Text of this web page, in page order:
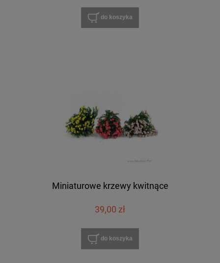
do koszyka
Miniaturowe krzewy kwitnące
39,00 zł
do koszyka